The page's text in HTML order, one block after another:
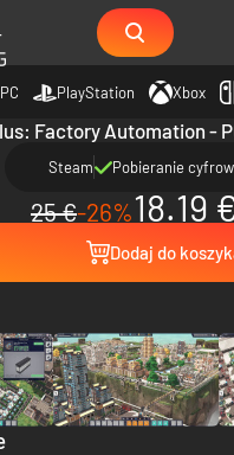
PC PlayStation Xbox
Factory Automation -
Steam Pobieranie
25 €-26%18.19
Dodaj do